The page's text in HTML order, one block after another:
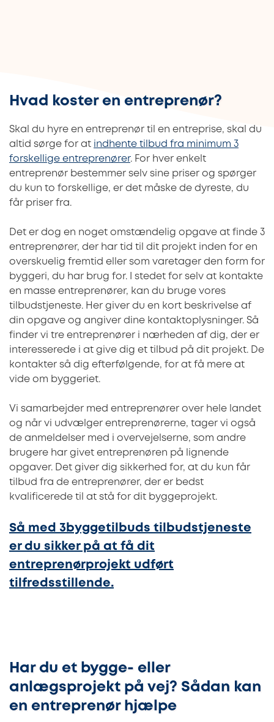
Hvad koster en entreprenør?
Skal du hyre en entreprenør til en entreprise, skal du
altid sørge for at indhente tilbud fra minimum 3
forskellige entreprenører. For hver enkelt
entreprenør bestemmer selv sine priser og spørger
du kun to forskellige, er det måske de dyreste, du
får priser fra.
Det er dog en noget omstændelig opgave at finde 3
entreprenører, der har tid til dit projekt inden for en
overskuelig fremtid eller som varetager den form for
byggeri, du har brug for. I stedet for selv at kontakte
en masse entreprenører, kan du bruge vores
tilbudstjeneste. Her giver du en kort beskrivelse af
din opgave og angiver dine kontaktoplysninger. Så
finder vi tre entreprenører i nærheden af dig, der er
interesserede i at give dig et tilbud på dit projekt. De
kontakter så dig efterfølgende, for at få mere at
vide om byggeriet.
Vi samarbejder med entreprenører over hele landet
og når vi udvælger entreprenørerne, tager vi også
de anmeldelser med i overvejelserne, som andre
brugere har givet entreprenøren på lignende
opgaver. Det giver dig sikkerhed for, at du kun får
tilbud fra de entreprenører, der er bedst
kvalificerede til at stå for dit byggeprojekt.
Så med 3byggetilbuds tilbudstjeneste
er du sikker på at få dit
entreprenørprojekt udført
tilfredsstillende.
Har du et bygge- eller
anlægsprojekt på vej? Sådan kan
en entreprenør hjælpe